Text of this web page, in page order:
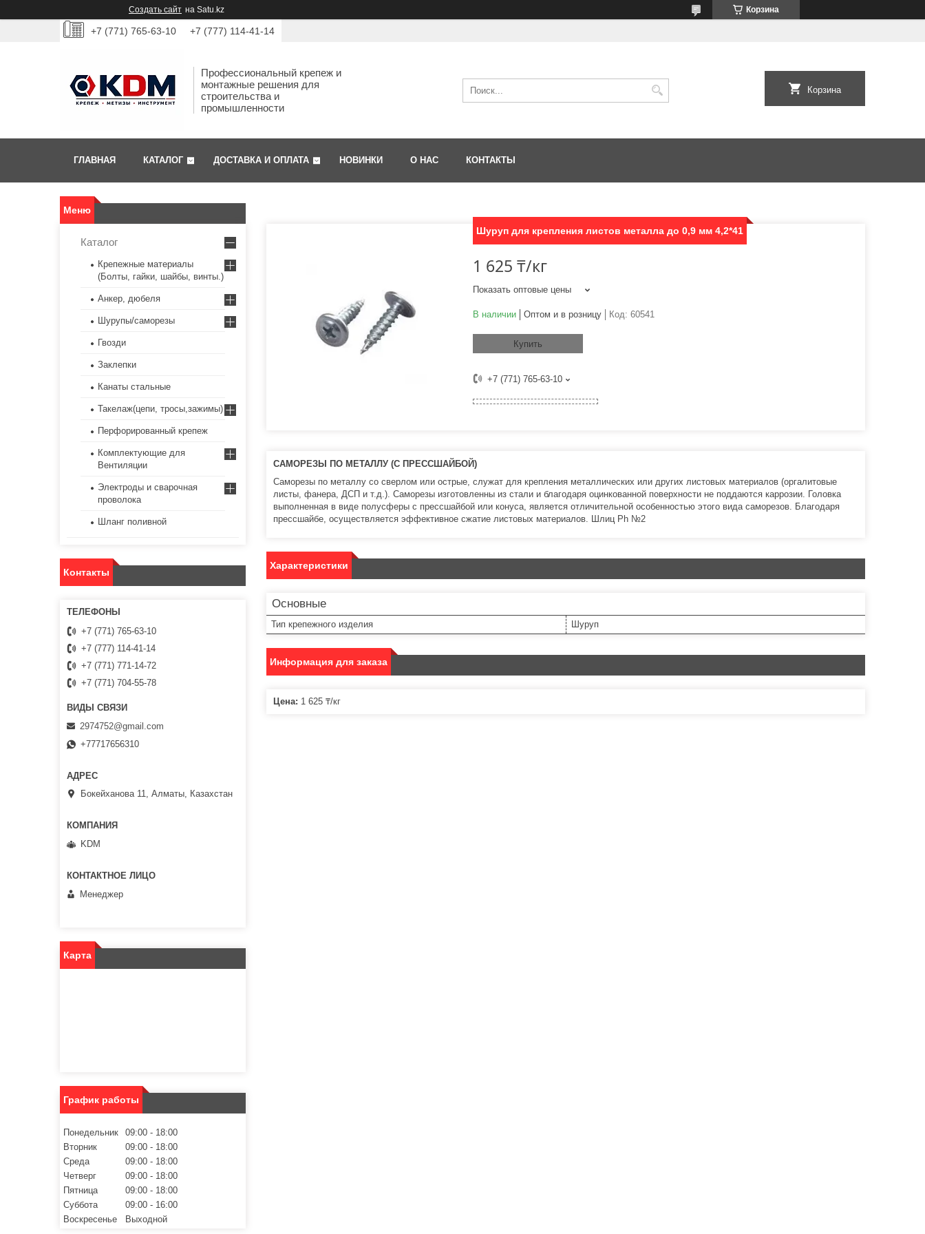
Создать сайт на Satu.kz Корзина
+7 (771) 765-63-10 +7 (777) 114-41-14
Профессиональный крепеж и
монтажные решения для
строительства и
промышленности
Корзина
ГЛАВНАЯ КАТАЛОГ ДОСТАВКА И ОПЛАТА НОВИНКИ О НАС КОНТАКТЫ
Шуруп для крепления листов металла до 0,9 мм 4,2*41
1 625 ₸/кг
Показать оптовые цены
В наличии Оптом и в розницу Код: 60541
Купить
+7 (771) 765-63-10
САМОРЕЗЫ ПО МЕТАЛЛУ (С ПРЕССШАЙБОЙ)
Саморезы по металлу со сверлом или острые, служат для крепления металлических или других листовых материалов (оргалитовые
листы, фанера, ДСП и т.д.). Саморезы изготовленны из стали и благодаря оцинкованной поверхности не поддаются каррозии. Головка
выполненная в виде полусферы с прессшайбой или конуса, является отличительной особенностью этого вида саморезов. Благодаря
прессшайбе, осуществляется эффективное сжатие листовых материалов. Шлиц Ph №2
Характеристики
Основные
Тип крепежного изделия Шуруп
Информация для заказа
Цена: 1 625 ₸/кг
Каталог
Крепежные материалы
(Болты, гайки, шайбы, винты.)
Анкер, дюбеля
Шурупы/саморезы
Гвозди
Заклепки
Канаты стальные
Такелаж(цепи, тросы,зажимы)
Перфорированный крепеж
Комплектующие для
Вентиляции
Электроды и сварочная
проволока
Шланг поливной
Контакты
+7 (771) 765-63-10
+7 (777) 114-41-14
+7 (771) 771-14-72
+7 (771) 704-55-78
2974752@gmail.com
+77717656310
Бокейханова 11, Алматы, Казахстан
KDM
Менеджер
Карта
График работы
Понедельник 09:00
18:00
Вторник
09:00
18:00
Среда
09:00
18:00
Четверг
09:00
18:00
Пятница
09:00
18:00
Суббота
09:00
16:00
Воскресенье
Выходной